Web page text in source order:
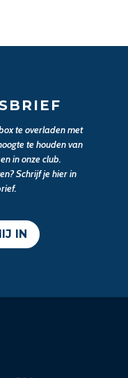
te overladen met
te houden van
in onze club.
Schrijf je hier in
IN